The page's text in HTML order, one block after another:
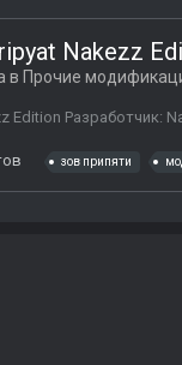
Nakezz
в Прочие
Edition
зов припяти